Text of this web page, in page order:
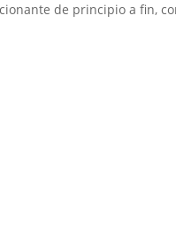
de principio a fin,